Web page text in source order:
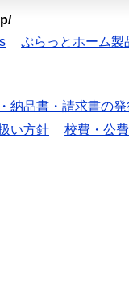
ぷらっとホーム製
納品書・請求書の
い方針 校費・公